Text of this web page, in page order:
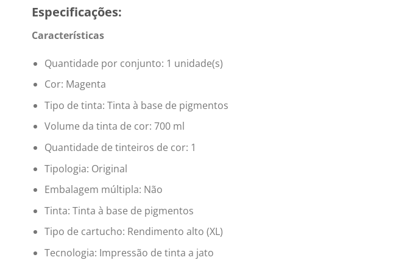
Especificações:
Características
Quantidade por conjunto: 1 unidade(s)
Cor: Magenta
Tipo de tinta: Tinta à base de pigmentos
Volume da tinta de cor: 700 ml
Quantidade de tinteiros de cor: 1
Tipologia: Original
Embalagem múltipla: Não
Tinta: Tinta à base de pigmentos
Tipo de cartucho: Rendimento alto (XL)
Tecnologia: Impressão de tinta a jato